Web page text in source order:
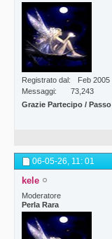
Registrato dal
Feb 2005
Messaggi
73,243
Grazie Partecipo / Passo
06-05-26, 11: 01
kele
Moderatore
Perla Rara